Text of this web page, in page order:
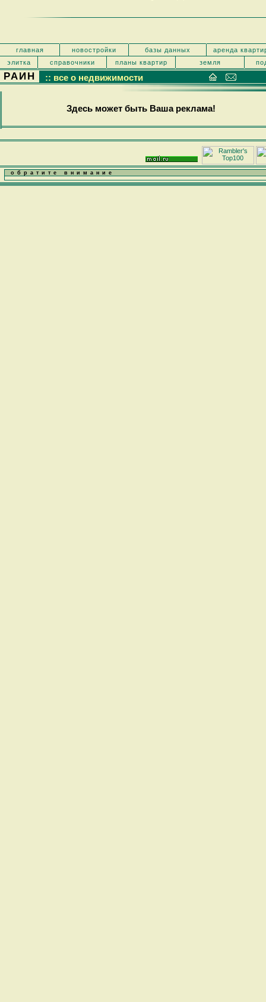
главная новостройки базы данных
аренда
элитка
справочники планы квартир земля
РАИН :: все о недвижимости
Здесь может быть Ваша реклама!
обратите внимание